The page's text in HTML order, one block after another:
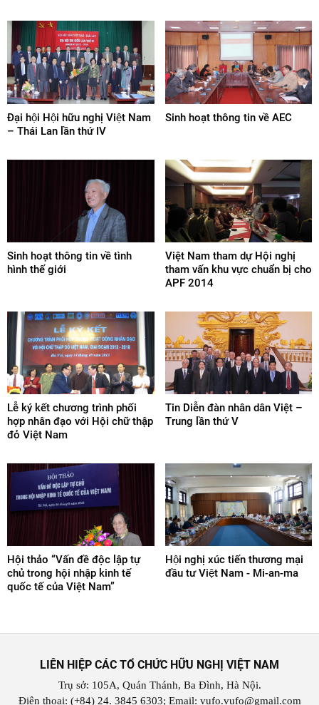
Đại hội Hội hữu nghị Việt Nam
– Thái Lan lần thứ IV
Sinh hoạt thông tin về AEC
Sinh hoạt thông tin về tình
hình thế giới
Việt Nam tham dự Hội nghị
tham vấn khu vực chuẩn bị cho
APF 2014
Lễ ký kết chương trình phối
hợp nhân đạo với Hội chữ thập
đỏ Việt Nam
Tin Diễn đàn nhân dân Việt –
Trung lần thứ V
Hội thảo “Vấn đề độc lập tự
chủ trong hội nhập kinh tế
quốc tế của Việt Nam”
Hội nghị xúc tiến thương mại
đầu tư Việt Nam - Mi-an-ma
LIÊN HIỆP CÁC TỔ CHỨC HỮU NGHỊ VIỆT NAM
Trụ sở: 105A, Quán Thánh, Ba Đình, Hà Nội.
Điện thoại: (+84) 24. 3845 6303; Email: vufo.vufo@gmail.com